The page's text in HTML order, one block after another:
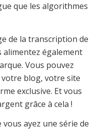
que les algorithmes
de la transcription de
alimentez également
Vous pouvez
blog, votre site
exclusive. Et vous
grâce à cela !
ayez une série de